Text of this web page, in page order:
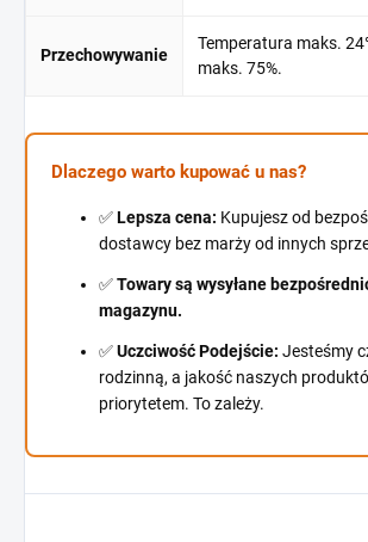
Przechowywanie
Temperatura maks.
maks. 75%.
Dlaczego warto kupować u nas?
✅Lepsza cena: Kupujesz od
dostawcy bez marży od innych
✅Towary są wysyłane
magazynu.
✅Uczciwość Podejście: Jesteśmy
rodzinną, a jakość naszych
priorytetem. To zależy.